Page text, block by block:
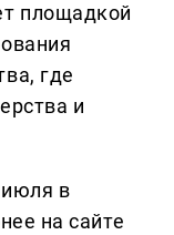
площадкой
где
и
июля в
на сайте